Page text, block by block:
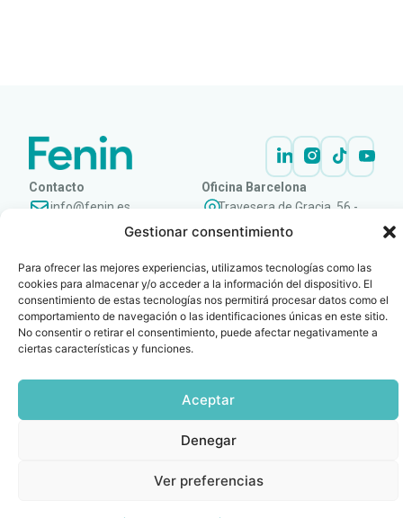
Gestionar consentimiento
Para ofrecer las mejores experiencias, utilizamos tecnologías como las
cookies para almacenar y/o acceder a la información del dispositivo. El
consentimiento de estas tecnologías nos permitirá procesar datos como el
comportamiento de navegación o las identificaciones únicas en este sitio.
No consentir o retirar el consentimiento, puede afectar negativamente a
ciertas características y funciones.
Aceptar
Denegar
Ver preferencias
Contacto
info@fenin.es
C/ Villanueva, 20 - 1-
915 759 800
Oficina Barcelona
Travesera de Gracia, 56 -
1º, 3ª 08006
Copyright © 2025 FENIN |
Todos los derechos
reservados
Política
de
privacidad
|Cookies
|Aviso
legal
|SIIF(Canal
de
denuncias)
|Políticas
y